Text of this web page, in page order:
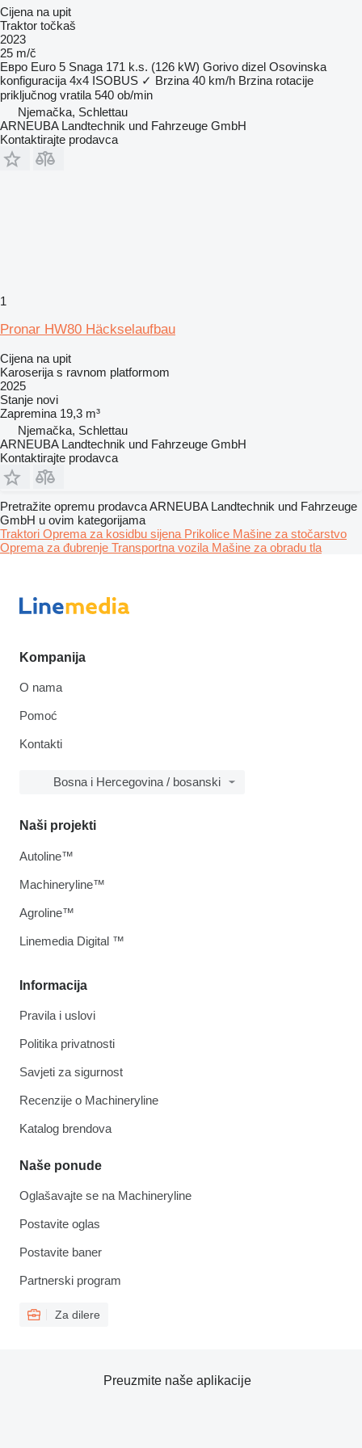
Cijena na upit
Traktor točkaš
2023
25 m/č
Евро Euro 5 Snaga 171 k.s. (126 kW) Gorivo dizel Osovinska
konfiguracija 4x4 ISOBUS ✓ Brzina 40 km/h Brzina rotacije
priključnog vratila 540 ob/min
Njemačka, Schlettau
ARNEUBA Landtechnik und Fahrzeuge GmbH
Kontaktirajte prodavca
1
Pronar HW80 Häckselaufbau
Cijena na upit
Karoserija s ravnom platformom
2025
Stanje novi
Zapremina 19,3 m³
Njemačka, Schlettau
ARNEUBA Landtechnik und Fahrzeuge GmbH
Kontaktirajte prodavca
Pretražite opremu prodavca ARNEUBA Landtechnik und Fahrzeuge
GmbH u ovim kategorijama
Traktori Oprema za kosidbu sijena Prikolice Mašine za stočarstvo
Oprema za đubrenje Transportna vozila Mašine za obradu tla
Kompanija
O nama
Pomoć
Kontakti
Bosna i Hercegovina / bosanski
Informacija
Pravila i uslovi
Politika privatnosti
Savjeti za sigurnost
Recenzije o Machineryline
Katalog brendova
Naše ponude
Oglašavajte se na Machineryline
Postavite oglas
Postavite baner
Partnerski program
Za dilere
Naši projekti
Autoline™
Machineryline™
Agroline™
Linemedia Digital ™
Preuzmite naše aplikacije